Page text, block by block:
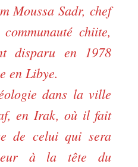
Moussa Sadr, chef
chiite,
disparu en 1978
en Libye.
dans la ville
en Irak, où il fait
de celui qui sera
à la tête du